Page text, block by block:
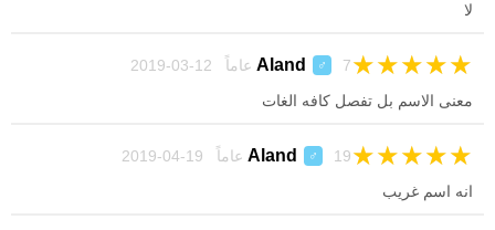
لا
Aland ♂ 7 عاماً 12-03-2019 ★
★
★
★
★
معنى الاسم بل تفصل كافه الغات
Aland ♂ 19 عاماً 19-04-2019 ★
★
★
★
★
انه اسم غريب